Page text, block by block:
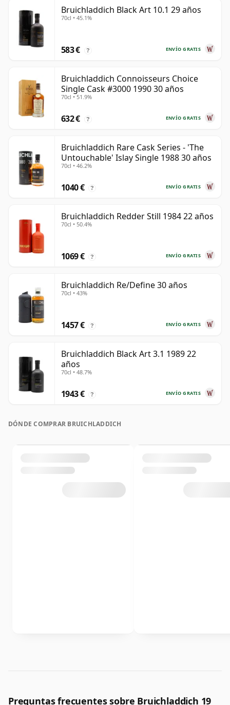
Bruichladdich Black Art 10.1 29 años
70cl • 45.1%
ENVÍO GRATIS
583 € ?
Bruichladdich Connoisseurs Choice
Single Cask #3000 1990 30 años
70cl • 51.9%
ENVÍO GRATIS
632 € ?
Bruichladdich Rare Cask Series - 'The
Untouchable' Islay Single 1988 30 años
70cl • 46.2%
ENVÍO GRATIS
1040 € ?
Bruichladdich Redder Still 1984 22 años
70cl • 50.4%
ENVÍO GRATIS
1069 € ?
Bruichladdich Re/Define 30 años
70cl • 43%
ENVÍO GRATIS
1457 € ?
Bruichladdich Black Art 3.1 1989 22
años
70cl • 48.7%
ENVÍO GRATIS
1943 € ?
DÓNDE COMPRAR BRUICHLADDICH
Preguntas frecuentes sobre Bruichladdich 19